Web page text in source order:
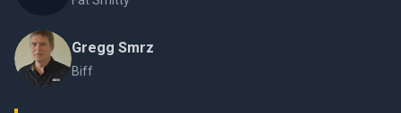
Gregg Smrz
Biff